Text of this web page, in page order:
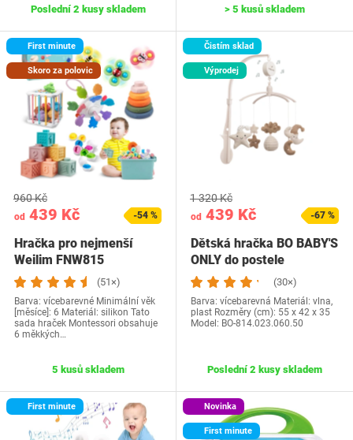
Poslední 2 kusy skladem > 5 kusů skladem
First minute
Skoro za polovic
od 439 Kč
960 Kč
-54 %
Hračka pro nejmenší
Weilim FNW815
(51×)
Barva: vícebarevné Minimální věk
[měsíce]: 6 Materiál: silikon Tato
sada hraček Montessori obsahuje
6 měkkých…
5 kusů skladem
Čistím sklad
Výprodej
od 439 Kč
1 320 Kč
-67 %
Dětská hračka BO BABY'S
ONLY do postele
(30×)
Barva: vícebarevná Materiál: vlna,
plast Rozměry (cm): 55 x 42 x 35
Model: ‎BO-814.023.060.50
Poslední 2 kusy skladem
First minute Novinka
First minute